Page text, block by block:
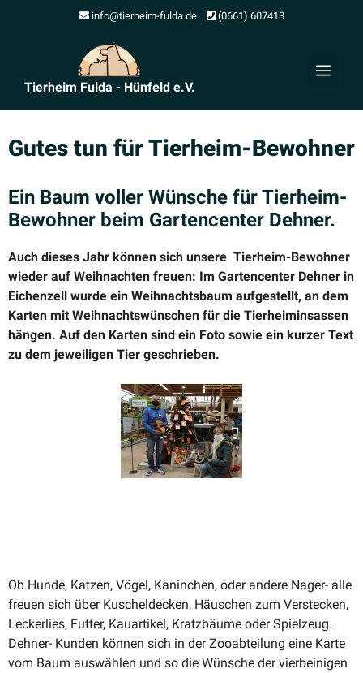
info@tierheim-fulda.de (0661) 607413
Tierheim Fulda - Hünfeld e.V.
Gutes tun für Tierheim-Bewohner
Ein Baum voller Wünsche für Tierheim-
Bewohner beim Garten­center Dehner.
Auch dieses Jahr können sich unsere Tierheim-Bewohner
wieder auf Weihnachten freuen: Im Garten­center Dehner in
Eichenzell wurde ein Weihnachtsbaum aufge­stellt, an dem
Karten mit Weihnachts­wün­schen für die Tierheim­in­sassen
hängen. Auf den Karten sind ein Foto sowie ein kurzer Text
zu dem jewei­ligen Tier geschrieben.
Ob Hunde, Katzen, Vögel, Kaninchen, oder andere Nager- alle
freuen sich über Kuschel­decken, Häuschen zum Verstecken,
Leckerlies, Futter, Kauar­tikel, Kratz­bäume oder Spielzeug.
Dehner- Kunden können sich in der Zooab­teilung eine Karte
vom Baum auswählen und so die Wünsche der vierbei­nigen